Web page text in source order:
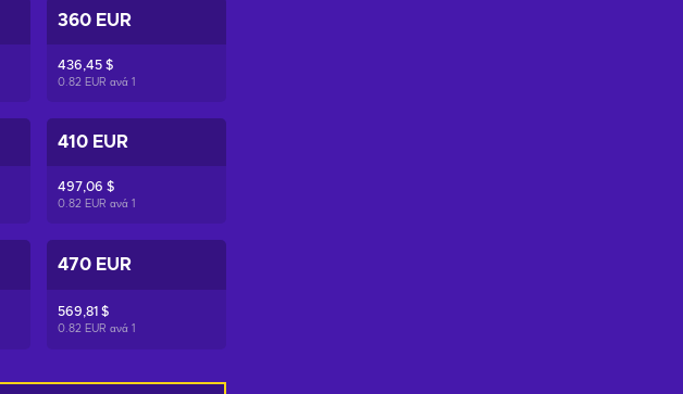
360 EUR
436,45 $
0.82 EUR ανά1
410 EUR
497,06 $
0.82 EUR ανά1
470 EUR
569,81 $
0.82 EUR ανά1